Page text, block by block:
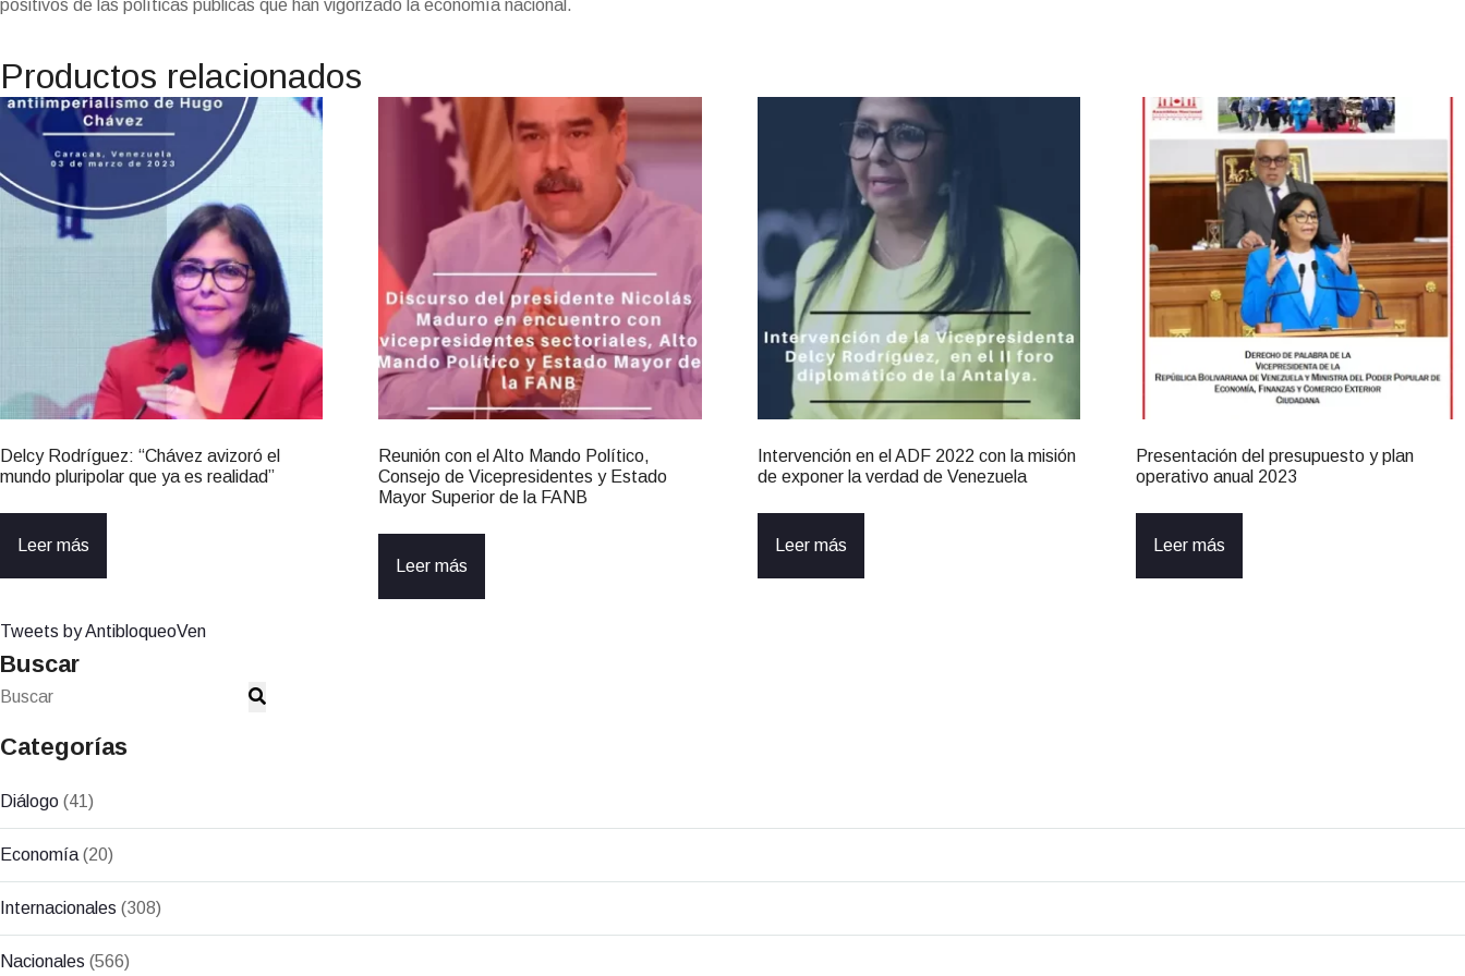
positivos de las políticas públicas que han vigorizado la economía nacional.
Productos relacionados
Delcy Rodríguez: “Chávez avizoró el
mundo pluripolar que ya es realidad”
Leer más
Reunión con el Alto Mando Político,
Consejo de Vicepresidentes y Estado
Mayor Superior de la FANB
Leer más
Intervención en el ADF 2022 con la misión
de exponer la verdad de Venezuela
Leer más
Presentación del presupuesto y plan
operativo anual 2023
Leer más
Tweets by AntibloqueoVen
Buscar
Categorías
Diálogo (41)
Economía (20)
Internacionales (308)
Nacionales (566)